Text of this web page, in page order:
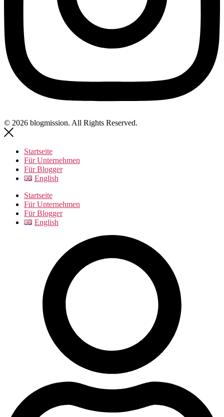
© 2026 blogmission. All Rights Reserved.
Startseite
Für Unternehmen
Für Blogger
English
Startseite
Für Unternehmen
Für Blogger
English